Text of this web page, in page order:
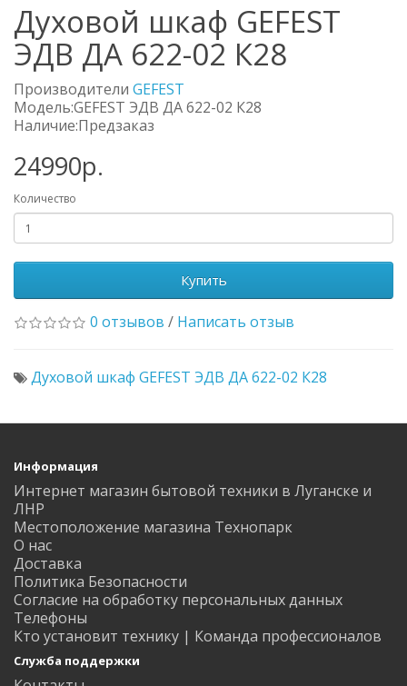
Духовой шкаф GEFEST
ЭДВ ДА 622-02 К28
Производители GEFEST
Модель:GEFEST ЭДВ ДА 622-02 К28
Наличие:Предзаказ
24990р.
Количество
Купить
0 отзывов / Написать отзыв
Духовой шкаф GEFEST ЭДВ ДА 622-02 К28
Информация
Интернет магазин бытовой техники в Луганске и
ЛНР
Местоположение магазина Технопарк
О нас
Доставка
Политика Безопасности
Согласие на обработку персональных данных
Телефоны
Кто установит технику | Команда профессионалов
Служба поддержки